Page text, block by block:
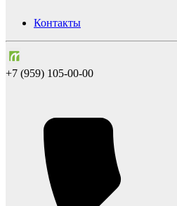
Контакты
+7 (959) 105-00-00